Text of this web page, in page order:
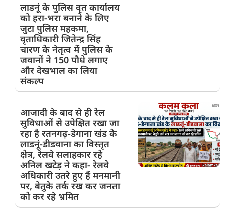
लाडनूं के पुलिस वृत कार्यालय
को हरा-भरा बनाने के लिए
जुटा पुलिस महकमा,
वृताधिकारी जितेन्द्र सिंह
चारण के नेतृत्व में पुलिस के
जवानों ने 150 पौधे लगाए
और देखभाल का लिया
संकल्प
आजादी के बाद से ही रेल
सुविधाओं से उपेक्षित रखा जा
रहा है रतनगढ़-डेगाना खंड के
लाडनूं-डीडवाना का विस्तृत
क्षेत्र, रेलवे सलाहकार रहे
अनिल खटेड़ ने कहा- रेलवे
अधिकारी उतरे हुए हैं मनमानी
पर, बेतुके तर्क रख कर जनता
को कर रहे भ्रमित